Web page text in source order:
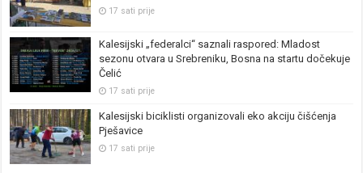
17 sati prije
Kalesijski „federalci“ saznali raspored: Mladost
sezonu otvara u Srebreniku, Bosna na startu dočekuje
Čelić
17 sati prije
Kalesijski biciklisti organizovali eko akciju čišćenja
Pješavice
17 sati prije